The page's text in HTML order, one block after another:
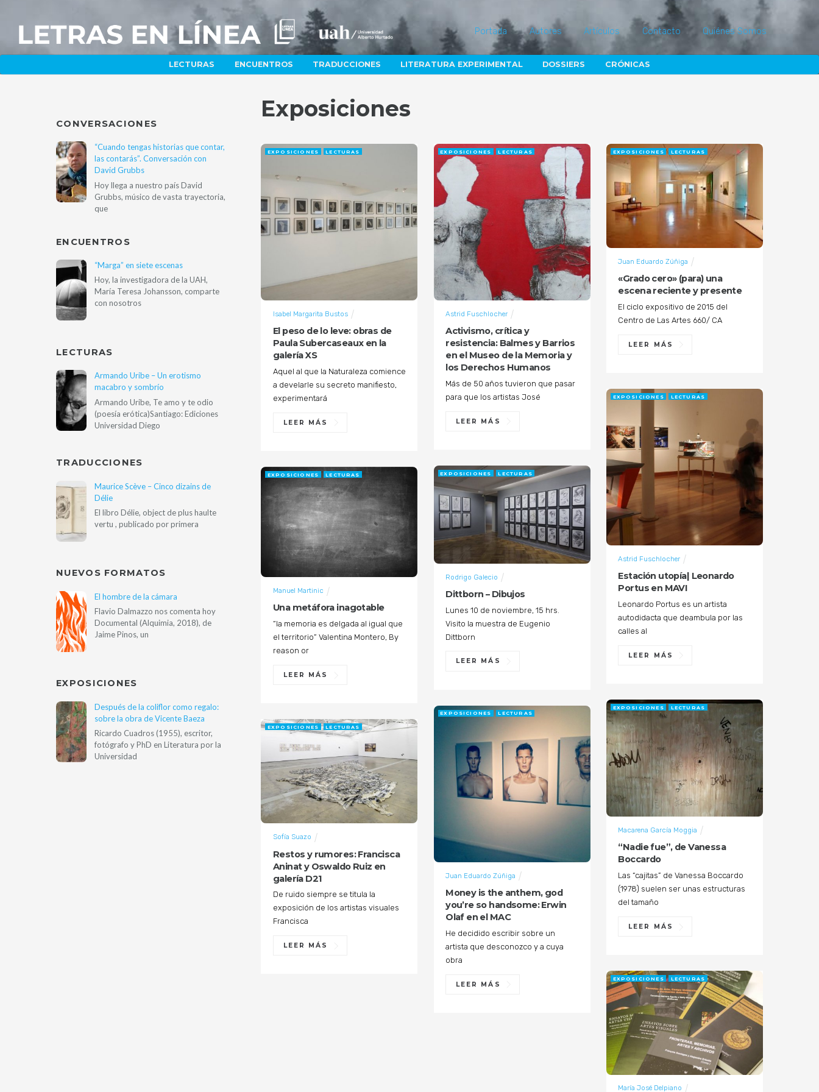
Portada Autores Artículos Contacto Quiénes Somos
LECTURAS ENCUENTROS TRADUCCIONES LITERATURA EXPERIMENTAL DOSSIERS CRÓNICAS
Exposiciones
El peso de lo leve: obras de
Paula Subercaseaux en la
galería XS
Isabel Margarita Bustos
EXPOSICIONES LECTURAS
Aquel al que la Naturaleza comience
a develarle su secreto manifiesto,
experimentará
LEER MÁS
Activismo, crítica y
resistencia: Balmes y Barrios
en el Museo de la Memoria y
los Derechos Humanos
Astrid Fuschlocher
EXPOSICIONES LECTURAS
Más de 50 años tuvieron que pasar
para que los artistas José
LEER MÁS
«Grado cero» (para) una
escena reciente y presente
Juan Eduardo Zúñiga
EXPOSICIONES LECTURAS
El ciclo expositivo de 2015 del
Centro de Las Artes 660/ CA
LEER MÁS
Estación utopía| Leonardo
Portus en MAVI
Astrid Fuschlocher
EXPOSICIONES LECTURAS
Leonardo Portus es un artista
autodidacta que deambula por las
calles al
LEER MÁS
Dittborn – Dibujos
Rodrigo Galecio
EXPOSICIONES LECTURAS
Lunes 10 de noviembre, 15 hrs.
Visito la muestra de Eugenio
Dittborn
LEER MÁS
Una metáfora inagotable
Manuel Martinic
EXPOSICIONES LECTURAS
“la memoria es delgada al igual que
el territorio” Valentina Montero, By
reason or
LEER MÁS
“Nadie fue”, de Vanessa
Boccardo
Macarena García Moggia
EXPOSICIONES LECTURAS
Las “cajitas” de Vanessa Boccardo
(1978) suelen ser unas estructuras
del tamaño
LEER MÁS
Money is the anthem, god
you’re so handsome: Erwin
Olaf en el MAC
Juan Eduardo Zúñiga
EXPOSICIONES LECTURAS
He decidido escribir sobre un
artista que desconozco y a cuya
obra
LEER MÁS
Restos y rumores: Francisca
Aninat y Oswaldo Ruiz en
galería D21
Sofía Suazo
EXPOSICIONES LECTURAS
De ruido siempre se titula la
exposición de los artistas visuales
Francisca
LEER MÁS
María José Delpiano
EXPOSICIONES LECTURAS
CONVERSACIONES
“Cuando tengas historias que contar,
las contarás”. Conversación con
David Grubbs
Hoy llega a nuestro país David
Grubbs, músico de vasta trayectoria,
que
ENCUENTROS
“Marga” en siete escenas
Hoy, la investigadora de la UAH,
María Teresa Johansson, comparte
con nosotros
LECTURAS
Armando Uribe – Un erotismo
macabro y sombrío
Armando Uribe, Te amo y te odio
(poesía erótica)Santiago: Ediciones
Universidad Diego
TRADUCCIONES
Maurice Scève – Cinco dizains de
Délie
El libro Délie, object de plus haulte
vertu , publicado por primera
NUEVOS FORMATOS
El hombre de la cámara
Flavio Dalmazzo nos comenta hoy
Documental (Alquimia, 2018), de
Jaime Pinos, un
EXPOSICIONES
Después de la coliflor como regalo:
sobre la obra de Vicente Baeza
Ricardo Cuadros (1955), escritor,
fotógrafo y PhD en Literatura por la
Universidad